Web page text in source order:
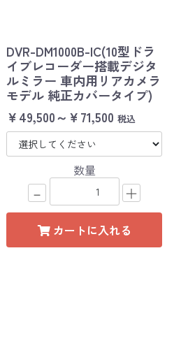
DVR-DM1000B-IC(10型ドラ
イブレコーダー搭載デジタ
ルミラー 車内用リアカメラ
モデル 純正カバータイプ)
￥49,500～￥71,500税込
数量
－ ＋
カートに入れる